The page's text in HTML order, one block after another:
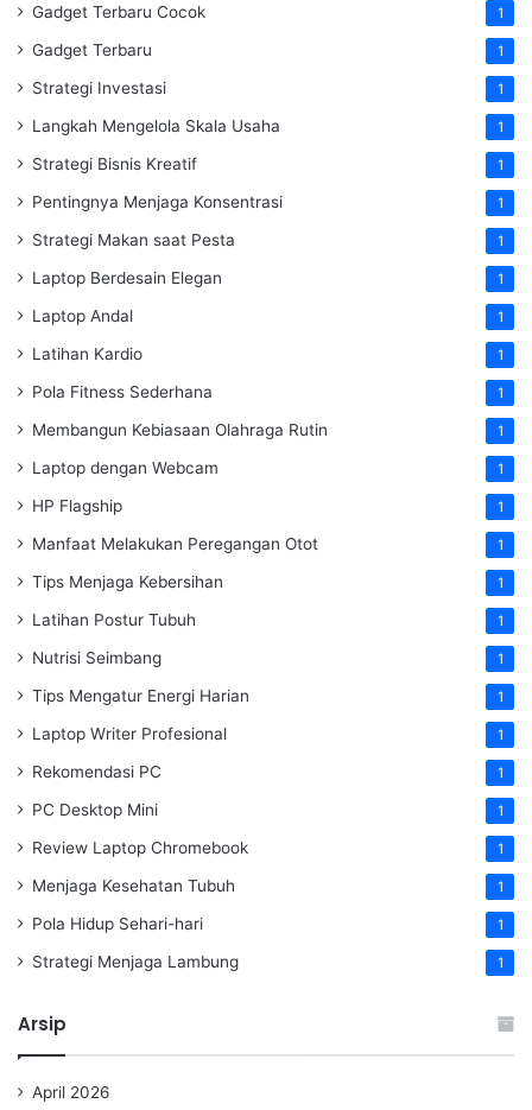
Gadget Terbaru Cocok 1
Gadget Terbaru 1
Strategi Investasi 1
Langkah Mengelola Skala Usaha 1
Strategi Bisnis Kreatif 1
Pentingnya Menjaga Konsentrasi 1
Strategi Makan saat Pesta 1
Laptop Berdesain Elegan 1
Laptop Andal 1
Latihan Kardio 1
Pola Fitness Sederhana 1
Membangun Kebiasaan Olahraga Rutin 1
Laptop dengan Webcam 1
HP Flagship 1
Manfaat Melakukan Peregangan Otot 1
Tips Menjaga Kebersihan 1
Latihan Postur Tubuh 1
Nutrisi Seimbang 1
Tips Mengatur Energi Harian 1
Laptop Writer Profesional 1
Rekomendasi PC 1
PC Desktop Mini 1
Review Laptop Chromebook 1
Menjaga Kesehatan Tubuh 1
Pola Hidup Sehari-hari 1
Strategi Menjaga Lambung 1
Arsip
April 2026